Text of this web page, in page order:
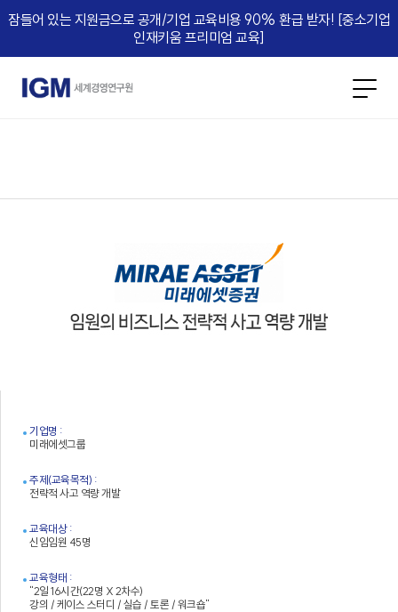
잠들어 있는 지원금으로 공개/기업 교육비용 90% 환급 받자! [중소기업
인재키움 프리미엄 교육]​
기업명 :
미래에셋그룹
주제(교육목적) :
전략적 사고 역량 개발
교육대상 :
신임임원 45명
교육형태 :
"2일 16시간(22명 X 2차수)
강의 / 케이스 스터디 / 실습 / 토론 / 워크숍"